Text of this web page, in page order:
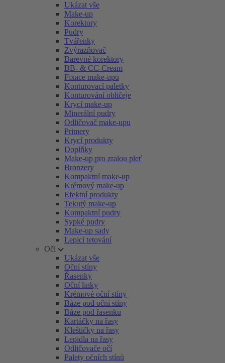
Ukázat vše
Make-up
Korektory
Pudry
Tvářenky
Zvýrazňovač
Barevné korektory
BB- & CC-Cream
Fixace make-upu
Konturovací paletky
Konturování obličeje
Krycí make-up
Minerální pudry
Odličovač make-upu
Primery
Krycí produkty
Doplňky
Make-up pro zralou pleť
Bronzery
Kompaktní make-up
Krémový make-up
Efektní produkty
Tekutý make-up
Kompaktní pudry
Sypké pudry
Make-up sady
Lepicí tetování
Oči
Ukázat vše
Oční stíny
Řasenky
Oční linky
Krémové oční stíny
Báze pod oční stíny
Báze pod řasenku
Kartáčky na řasy
Kleštičky na řasy
Lepidla na řasy
Odličovače očí
Palety očních stínů